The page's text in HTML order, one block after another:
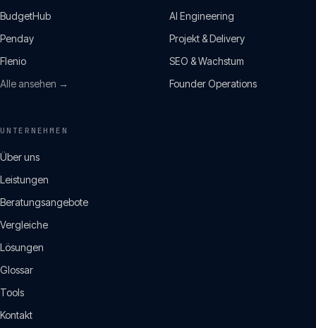
BudgetHub
Penday
Flenio
Alle ansehen →
AI Engineering
Projekt & Delivery
SEO & Wachstum
Founder Operations
UNTERNEHMEN
Über uns
Leistungen
Beratungsangebote
Vergleiche
Lösungen
Glossar
Tools
Kontakt